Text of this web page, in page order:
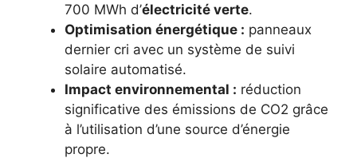
700 MWh d’électricité verte.
Optimisation énergétique : panneaux
dernier cri avec un système de suivi
solaire automatisé.
Impact environnemental : réduction
significative des émissions de CO2 grâce
à l’utilisation d’une source d’énergie
propre.